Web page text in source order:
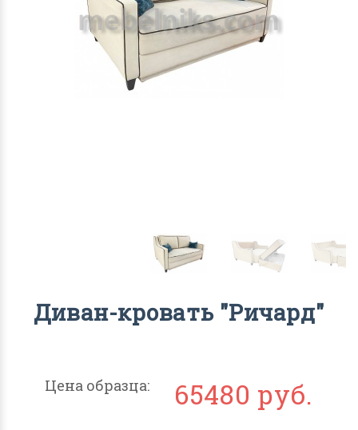
Диван-кровать "Ричард"
Цена образца: 65480 руб.